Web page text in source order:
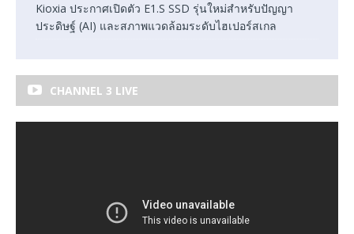
Kioxia ประกาศเปิดตัว E1.S SSD รุ่นใหม่สำหรับปัญญา
ประดิษฐ์ (AI) และสภาพแวดล้อมระดับไฮเปอร์สเกล
CHANNEL 3 LIVE